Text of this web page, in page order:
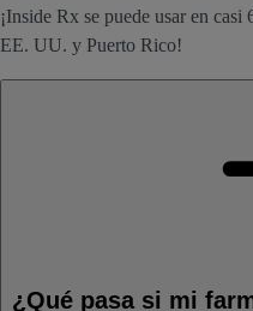
¡Inside Rx se puede usar en
EE. UU. y Puerto Rico!
¿Qué pasa si mi